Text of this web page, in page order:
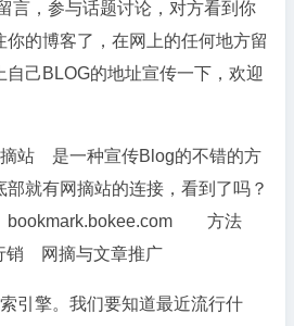
，参与话题讨论，对方看到你
你的博客了，在网上的任何地方留
己BLOG的地址宣传一下，欢迎
站 是一种宣传Blog的不错的方
就有网摘站的连接，看到了吗？
方法
销 网摘与文章推广
引擎。我们要知道最近流行什